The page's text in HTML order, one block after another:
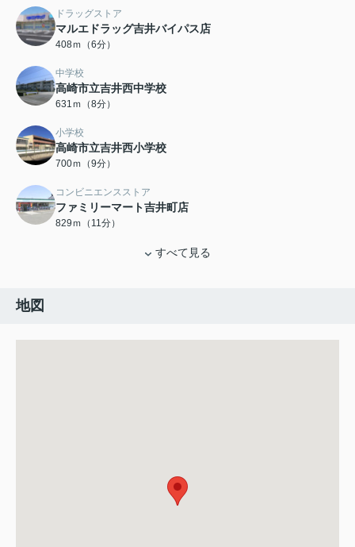
ドラッグストア
マルエドラッグ吉井バイパス店
408ｍ（6分）
中学校
高崎市立吉井西中学校
631ｍ（8分）
小学校
高崎市立吉井西小学校
700ｍ（9分）
コンビニエンスストア
ファミリーマート吉井町店
829ｍ（11分）
すべて見る
地図